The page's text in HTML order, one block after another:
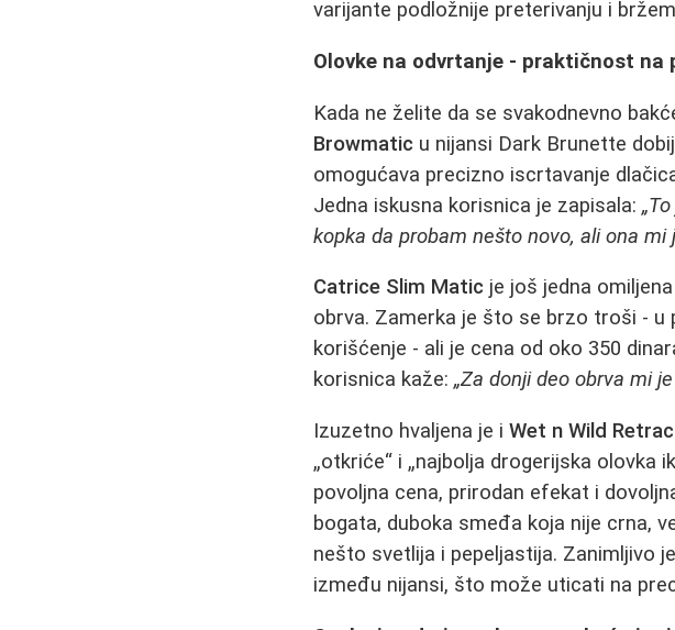
varijante podložnije preterivanju i
Olovke na odvrtanje - praktičnost na
Kada ne želite da se svakodnevno
Browmatic u nijansi Dark Brunette
omogućava precizno iscrtavanje
Jedna iskusna korisnica je zapisala:
kopka da probam nešto novo, ali ona mi
Catrice Slim Matic je još jedna
obrva. Zamerka je što se brzo troši - u
korišćenje - ali je cena od oko 350
korisnica kaže:„Za donji deo obrva mi
Izuzetno hvaljena je iWet n Wild
„otkriće“ i „najbolja drogerijska olovka
povoljna cena, prirodan efekat i
bogata, duboka smeđa koja nije crna,
nešto svetlija i pepeljastija. Zanimljivo
između nijansi, što može uticati na